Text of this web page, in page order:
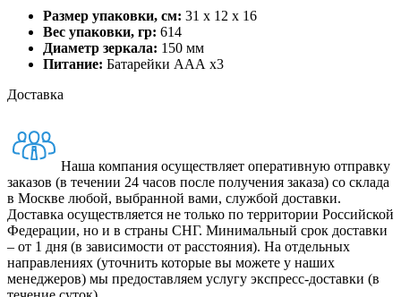
Размер упаковки, см: 31 x 12 x 16
Вес упаковки, гр: 614
Диаметр зеркала: 150 мм
Питание: Батарейки ААА х3
Доставка
Наша компания осуществляет оперативную отправку
заказов (в течении 24 часов после получения заказа) со склада
в Москве любой, выбранной вами, службой доставки.
Доставка осуществляется не только по территории Российской
Федерации, но и в страны СНГ. Минимальный срок доставки
– от 1 дня (в зависимости от расстояния). На отдельных
направлениях (уточнить которые вы можете у наших
менеджеров) мы предоставляем услугу экспресс-доставки (в